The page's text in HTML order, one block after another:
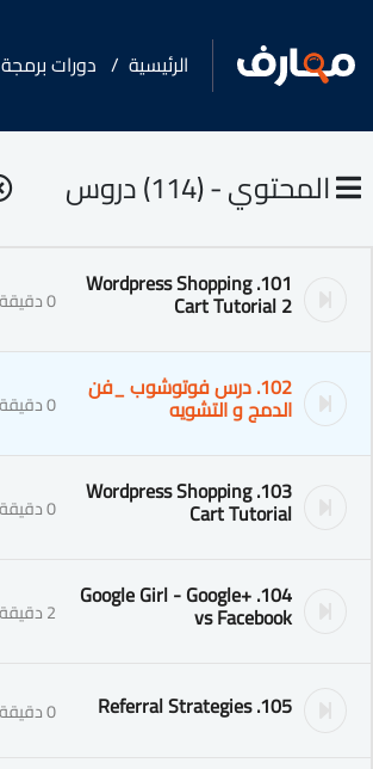
الرئيسية دورات برمجة
المحتوي - (114) دروس
101. Wordpress Shopping
Cart Tutorial 2 0 دقيقة
102. درس فوتوشوب _فن
الدمج و التشويه 0 دقيقة
103. Wordpress Shopping
Cart Tutorial 0 دقيقة
104. Google Girl - Google+
vs Facebook 2 دقيقة
105. Referral Strategies 0 دقيقة